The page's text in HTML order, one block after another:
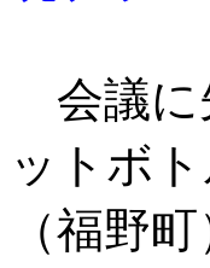
会議に
ットボ
（福野